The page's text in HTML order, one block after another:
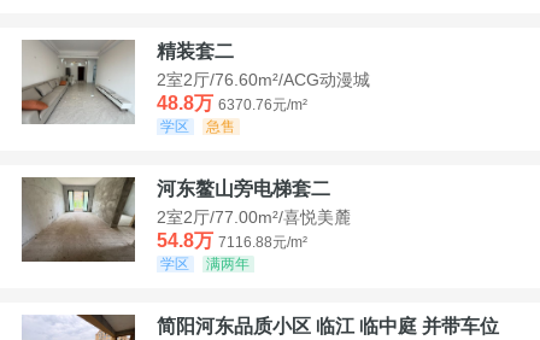
精装套二
2室2厅/76.60m²/ACG动漫城
48.8万 6370.76元/m²
学区
急售
河东鳌山旁电梯套二
2室2厅/77.00m²/喜悦美麓
54.8万 7116.88元/m²
学区
满两年
简阳河东品质小区 临江 临中庭 并带车位